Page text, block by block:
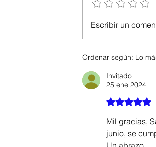
Escribir un
Ordenar según: Lo
Invitado
25 ene 2024
Obtuvo 5 de 5
Mil gracias,
junio, se